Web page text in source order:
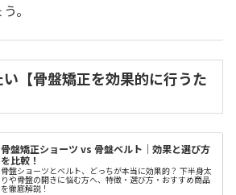
。
【骨盤矯正を効果的に行うた
骨盤矯正ショーツ vs 骨盤ベルト｜効果と選び方
を比較！
骨盤ショーツとベルト、どっちが本当に効果的？ 下半身太
りや骨盤の開きに悩む方へ、特徴・選び方・おすすめ商品
を徹底解説！